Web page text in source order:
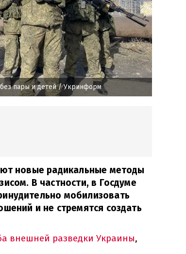
пары и детей/ Укринформ
новые радикальные методы
В частности, в Госдуме
мобилизовать
и не стремятся создать
внешней разведки Украины,